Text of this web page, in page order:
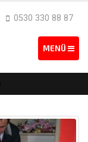
0530 330 88 87